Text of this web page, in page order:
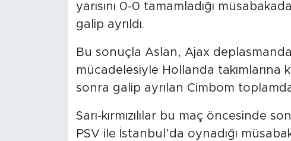
yarısını 0-0 tamamladığı
galip ayrıldı.
Bu sonuçla Aslan, Ajax
mücadelesiyle Hollanda takımlarına
sonra galip ayrılan Cimbom
Sarı-kırmızılılar bu maç öncesinde
PSV ile İstanbul’da oynadığı